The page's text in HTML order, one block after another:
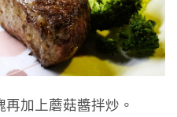
加上蘑菇醬拌炒。